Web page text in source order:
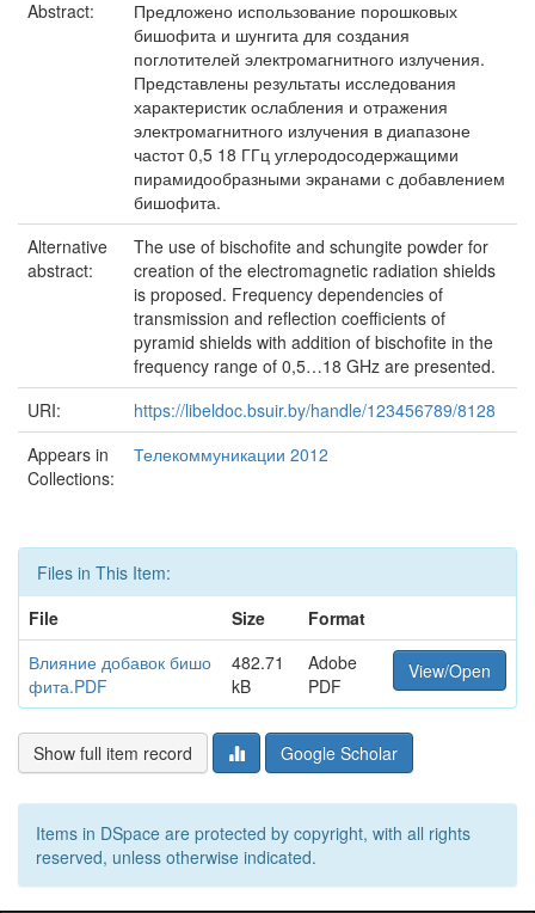
Abstract:
Предложено использование порошковых
бишофита и шунгита для создания
поглотителей электромагнитного излучения.
Представлены результаты исследования
характеристик ослабления и отражения
электромагнитного излучения в диапазоне
частот 0,5 18 ГГц углеродосодержащими
пирамидообразными экранами с добавлением
бишофита.
Alternative
abstract:
The use of bischofite and schungite powder for
creation of the electromagnetic radiation shields
is proposed. Frequency dependencies of
transmission and reflection coefficients of
pyramid shields with addition of bischofite in the
frequency range of 0,5…18 GHz are presented.
URI:
https://libeldoc.bsuir.by/handle/123456789/8128
Appears in
Collections:
Телекоммуникации 2012
Files in This Item:
File
Size
Format
Влияние добавок бишо
фита.PDF
482.71
kB
Adobe
PDF
View/Open
Show full item record Google Scholar
Items in DSpace are protected by copyright, with all rights
reserved, unless otherwise indicated.